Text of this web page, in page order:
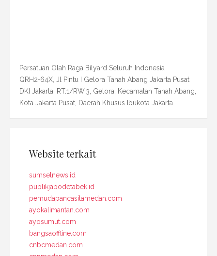
Persatuan Olah Raga Bilyard Seluruh Indonesia
QRH2+64X, Jl Pintu I Gelora Tanah Abang Jakarta Pusat
DKI Jakarta, RT.1/RW.3, Gelora, Kecamatan Tanah Abang,
Kota Jakarta Pusat, Daerah Khusus Ibukota Jakarta
Website terkait
sumselnews.id
publikjabodetabek.id
pemudapancasilamedan.com
ayokalimantan.com
ayosumut.com
bangsaoffline.com
cnbcmedan.com